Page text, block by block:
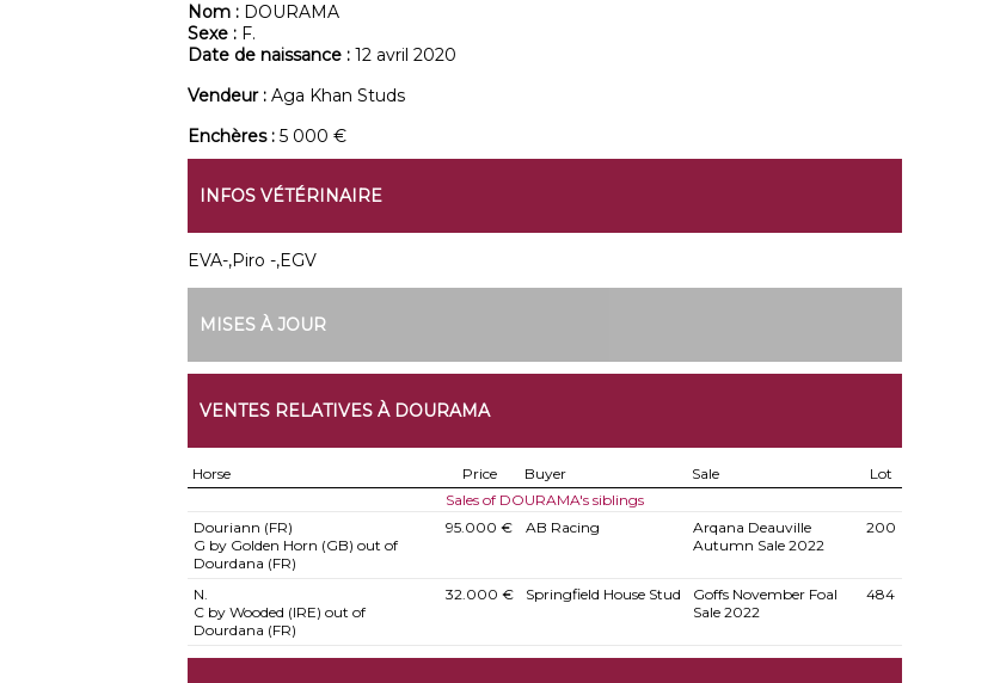
Nom : DOURAMA
Sexe : F.
Date de naissance : 12 avril 2020
Vendeur : Aga Khan Studs
Enchères : 5 000 €
INFOS VÉTÉRINAIRE
EVA-,Piro -,EGV
MISES À JOUR
VENTES RELATIVES À DOURAMA
Horse Price Buyer Sale
Lot
Sales of DOURAMA's siblings
Douriann (FR)
G by Golden Horn (GB) out of
Dourdana (FR)
95.000 € AB Racing
Arqana Deauville
Autumn Sale 2022
200
N.
C by Wooded (IRE) out of
Dourdana (FR)
32.000 € Springfield House Stud
Goffs November Foal
Sale 2022
484